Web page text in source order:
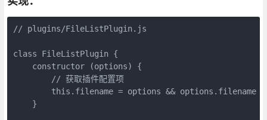
// plugins/FileListPlugin.js
class FileListPlugin {
    constructor (options) {
        // 获取插件配置项
this.filename = options && options.filename
    }